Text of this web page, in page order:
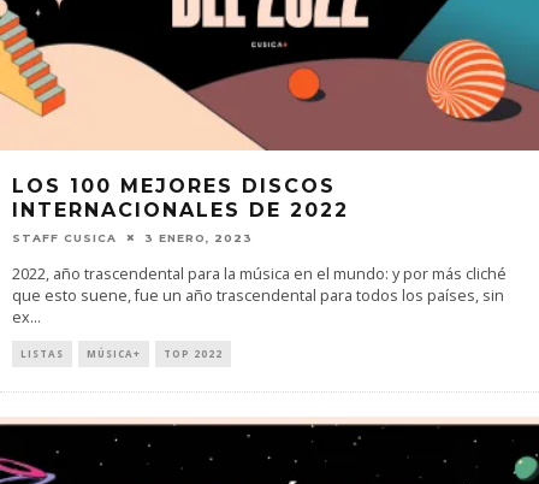
LOS 100 MEJORES DISCOS
INTERNACIONALES DE 2022
STAFF CUSICA 3 ENERO, 2023
2022, año trascendental para la música en el mundo: y por más cliché
que esto suene, fue un año trascendental para todos los países, sin
ex...
LISTAS MÚSICA+ TOP 2022